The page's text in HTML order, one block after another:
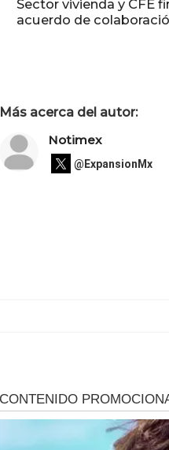
Sector vivienda y CFE
acuerdo de
Más acerca del autor:
Notimex
@ExpansionMx